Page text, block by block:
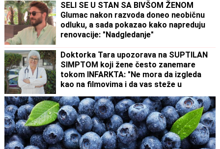
SELI SE U STAN SA BIVŠOM ŽENOM
Glumac nakon razvoda doneo neobičnu
odluku, a sada pokazao kako napreduju
renovacije: "Nadgledanje"
Doktorka Tara upozorava na SUPTILAN
SIMPTOM koji žene često zanemare
tokom INFARKTA: "Ne mora da izgleda
kao na filmovima i da vas steže u